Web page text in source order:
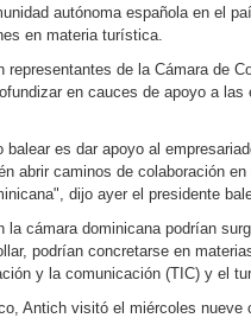
autónoma española en el
en materia turística.
representantes de la Cámara de
en cauces de apoyo a
balear es dar apoyo al
abrir caminos de colaboración
dijo ayer el presidente
la cámara dominicana podrían
podrían concretarse en
y la comunicación (TIC) y el
Antich visitó el miércoles nueve